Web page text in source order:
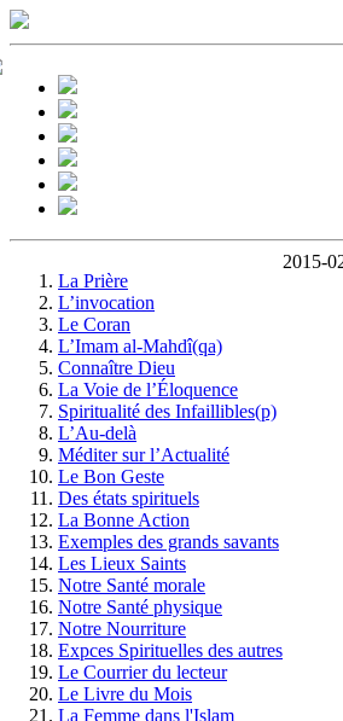
La Prière
L’invocation
Le Coran
L’Imam al-Mahdî(qa)
Connaître Dieu
La Voie de l’Éloquence
Spiritualité des Infaillibles(p)
L’Au-delà
Méditer sur l’Actualité
Le Bon Geste
Des états spirituels
La Bonne Action
Exemples des grands savants
Les Lieux Saints
Notre Santé morale
Notre Santé physique
Notre Nourriture
Expces Spirituelles des autres
Le Courrier du lecteur
Le Livre du Mois
La Femme dans l'Islam
2015-